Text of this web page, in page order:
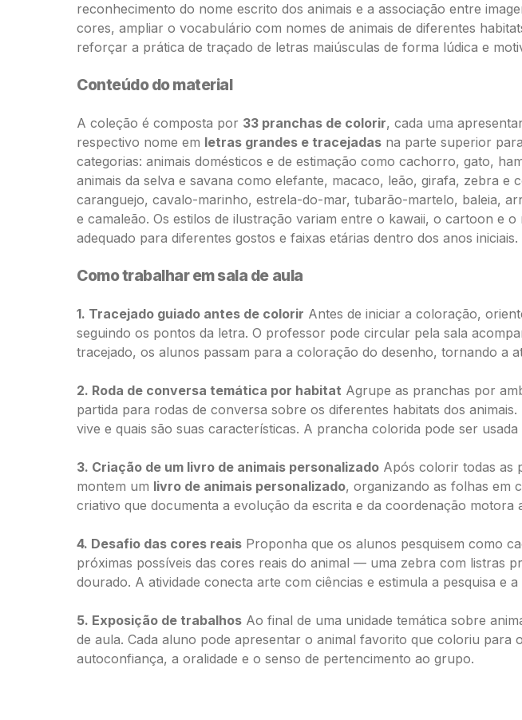
reconhecimento do nome escrito dos animais e a associação entre
cores, ampliar o vocabulário com nomes de animais de diferentes
reforçar a prática de traçado de letras maiúsculas de forma lúdica e
Conteúdo do material
A coleção é composta por 33 pranchas de colorir, cada uma
respectivo nome em letras grandes e tracejadas na parte superior
categorias: animais domésticos e de estimação como cachorro, gato,
animais da selva e savana como elefante, macaco, leão, girafa, zebra
caranguejo, cavalo-marinho, estrela-do-mar, tubarão-martelo, baleia,
e camaleão. Os estilos de ilustração variam entre o kawaii, o cartoon e
adequado para diferentes gostos e faixas etárias dentro dos anos iniciais.
Como trabalhar em sala de aula
1. Tracejado guiado antes de colorir Antes de iniciar a coloração,
seguindo os pontos da letra. O professor pode circular pela sala
tracejado, os alunos passam para a coloração do desenho, tornando a
2. Roda de conversa temática por habitat Agrupe as pranchas por
partida para rodas de conversa sobre os diferentes habitats dos
vive e quais são suas características. A prancha colorida pode ser
3. Criação de um livro de animais personalizado Após colorir todas as
montem um livro de animais personalizado, organizando as folhas em
criativo que documenta a evolução da escrita e da coordenação motora
4. Desafio das cores reais Proponha que os alunos pesquisem como
próximas possíveis das cores reais do animal — uma zebra com listras
dourado. A atividade conecta arte com ciências e estimula a pesquisa e
5. Exposição de trabalhos Ao final de uma unidade temática sobre
de aula. Cada aluno pode apresentar o animal favorito que coloriu
autoconfiança, a oralidade e o senso de pertencimento ao grupo.